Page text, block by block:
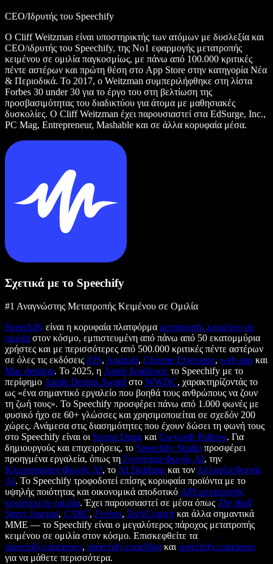
CEO/Ιδρυτής του Speechify
Ο Cliff Weitzman είναι υποστηρικτής των ατόμων με δυσλεξία και
CEO/ιδρυτής του Speechify, της Νο1 εφαρμογής μετατροπής
κειμένου σε ομιλία παγκοσμίως, με πάνω από 100.000 κριτικές
πέντε αστέρων και πρώτη θέση στο App Store στην κατηγορία Νέα
& Περιοδικά. Το 2017, ο Weitzman συμπεριλήφθηκε στη λίστα
Forbes 30 under 30 για το έργο του στη βελτίωση της
προσβασιμότητας του διαδικτύου για άτομα με μαθησιακές
δυσκολίες. Ο Cliff Weitzman έχει παρουσιαστεί στα EdSurge, Inc.,
PC Mag, Entrepreneur, Mashable και σε άλλα κορυφαία μέσα.
Σχετικά με το Speechify
#1 Αναγνώστης Μετατροπής Κειμένου σε Ομιλία
Speechify είναι η κορυφαία πλατφόρμα μετατροπής κειμένου σε
ομιλία στον κόσμο, εμπιστευμένη από πάνω από 50 εκατομμύρια
χρήστες και με περισσότερες από 500.000 κριτικές πέντε αστέρων
σε όλες τις εκδόσεις iOS, Android, Chrome Extension, web app και
Mac desktop. Το 2025, η Apple βράβευσε το Speechify με το
περίφημο Apple Design Award στο WWDC, χαρακτηρίζοντάς το
ως «ένα σημαντικό εργαλείο που βοηθά τους ανθρώπους να ζουν
τη ζωή τους». Το Speechify προσφέρει πάνω από 1.000 φωνές με
φυσικό ήχο σε 60+ γλώσσες και χρησιμοποιείται σε σχεδόν 200
χώρες. Ανάμεσα στις διασημότητες που έχουν δώσει τη φωνή τους
στο Speechify είναι οι Snoop Dogg και Gwyneth Paltrow. Για
δημιουργούς και επιχειρήσεις, το Speechify Studio προσφέρει
προηγμένα εργαλεία, όπως τη Γεννήτρια Φωνής AI, την
Κλωνοποίηση Φωνής AI, το AI Dubbing και τον Αλλαγέα Φωνής
AI. Το Speechify τροφοδοτεί επίσης κορυφαία προϊόντα με το
υψηλής ποιότητας και οικονομικά αποδοτικό API μετατροπής
κειμένου σε ομιλία. Έχει παρουσιαστεί σε μέσα όπως The Wall
Street Journal, CNBC, Forbes, TechCrunch και άλλα σημαντικά
ΜΜΕ — το Speechify είναι ο μεγαλύτερος πάροχος μετατροπής
κειμένου σε ομιλία στον κόσμο. Επισκεφθείτε τα
speechify.com/news, speechify.com/blog και speechify.com/press
για να μάθετε περισσότερα.